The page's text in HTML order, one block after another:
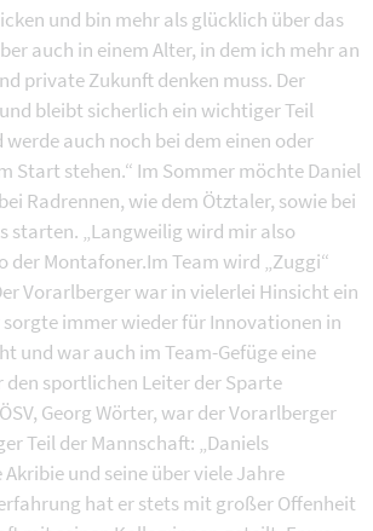
und bin mehr als glücklich über das
auch in einem Alter, in dem ich mehr an
private Zukunft denken muss. Der
bleibt sicherlich ein wichtiger Teil
werde auch noch bei dem einen oder
Start stehen.“ Im Sommer möchte Daniel
Radrennen, wie dem Ötztaler, sowie bei
starten. „Langweilig wird mir also
der Montafoner.Im Team wird „Zuggi“
Vorarlberger war in vielerlei Hinsicht ein
immer wieder für Innovationen in
und war auch im Team-Gefüge eine
den sportlichen Leiter der Sparte
Georg Wörter, war der Vorarlberger
Teil der Mannschaft: „Daniels
und seine über viele Jahre
hat er stets mit großer Offenheit